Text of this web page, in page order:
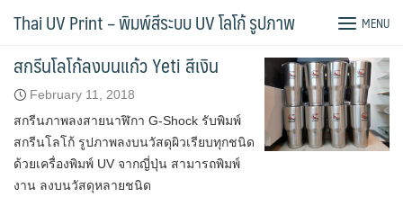
Thai UV Print – พิมพ์สีระบบ UV โลโก้ รูปภาพ MENU
Tag:สกรีนแก้วเยติ
สกรีนโลโก้ลงบนแก้ว Yeti สีเงิน
February 11, 2018
สกรีนภาพลงสายนาฬิกา G-Shock รับพิมพ์
สกรีนโลโก้ รูปภาพลงบนวัสดุผิวเรียบทุกชนิด
ด้วยเครื่องพิมพ์ UV จากญี่ปุ่น สามารถพิมพ์
งาน ลงบนวัสดุหลายชนิด